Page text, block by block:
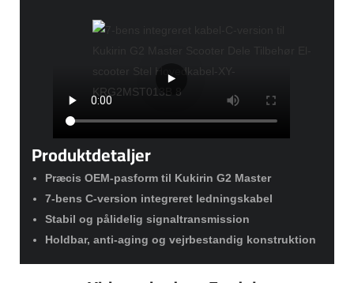
Produktdetaljer
Præcis OEM-pasform til Kukirin G2 Master
7-bens C-version integreret ledningskabel
Stabil og pålidelig signaltransmission
Holdbar, anti-aging og vejrbestandig konstruktion